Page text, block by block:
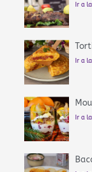
Ir a
Ir a
Ir a